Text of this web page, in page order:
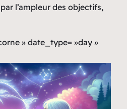
l’ampleur des objectifs,
» date_type= »day »